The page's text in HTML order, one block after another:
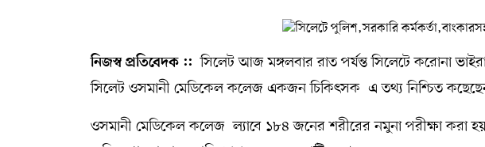
নিজস্ব প্রতিবেদক :: সিলেট আজ মঙ্গলবার রাত পর্যন্ত সিলেটে করোনা
সিলেট ওসমানী মেডিকেল কলেজ একজন চিকিৎসক এ তথ্য নিশ্চিত
ওসমানী মেডিকেল কলেজ ল্যাবে ১৮৪ জনের শরীরের নমুনা পরীক্ষা করা
CONTACT US
সম্পাদকীয় কলাম